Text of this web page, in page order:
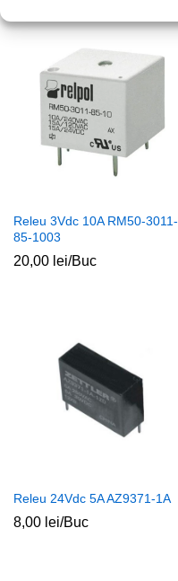
Releu 3Vdc 10A RM50-3011-
85-1003
20,00 lei/Buc
Releu 24Vdc 5A AZ9371-1A
8,00 lei/Buc